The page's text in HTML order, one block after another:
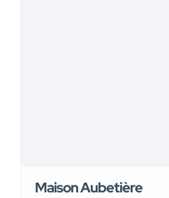
Maison Aubetière